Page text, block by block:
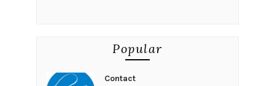
Popular
Contact